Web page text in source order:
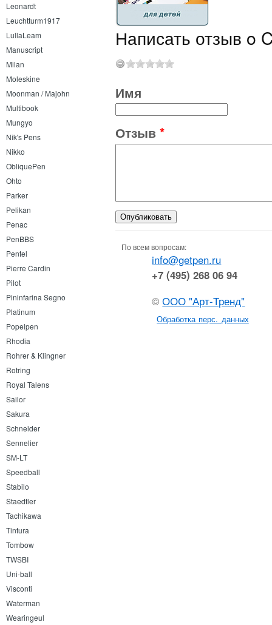
Leonardt
Leuchtturm1917
LullaLeam
Manuscript
Milan
Moleskine
Moonman / Majohn
Multibook
Mungyo
Nik's Pens
Nikko
ObliquePen
Ohto
Parker
Pelikan
Penac
PenBBS
Pentel
Pierre Cardin
Pilot
Pininfarina Segno
Platinum
Popelpen
Rhodia
Rohrer & Klingner
Rotring
Royal Talens
Sailor
Sakura
Schneider
Sennelier
SM-LT
Speedball
Stabilo
Staedtler
Tachikawa
Tintura
Tombow
TWSBI
Uni-ball
Visconti
Waterman
Wearingeul
Написать отзыв o
Имя
Отзыв *
По всем вопросам:
info@getpen.ru
+7 (495) 268 06 94
©ООО "Арт-Тренд"
Обработка перс. данных